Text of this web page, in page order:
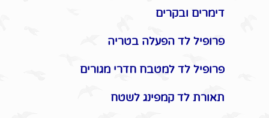
דימרים ובקרים
פרופיל לד הפעלה בטריה
פרופיל לד למטבח חדרי מגורים
תאורת לד קמפינג לשטח